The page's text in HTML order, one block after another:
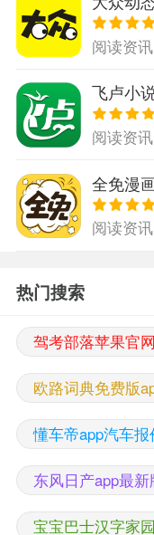
阅读资讯
飞卢小
阅读资讯
全免漫
阅读资讯
热门搜索
驾考部落苹果官
欧路词典免费版
懂车帝app汽车
东风日产app最新
宝宝巴士汉字家